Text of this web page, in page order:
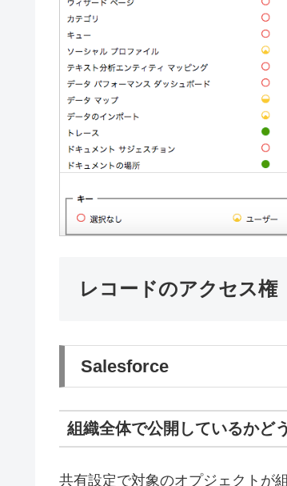
レコードのアクセス権
Salesforce
組織全体で公開しているかど
共有設定で対象のオプジェクトが